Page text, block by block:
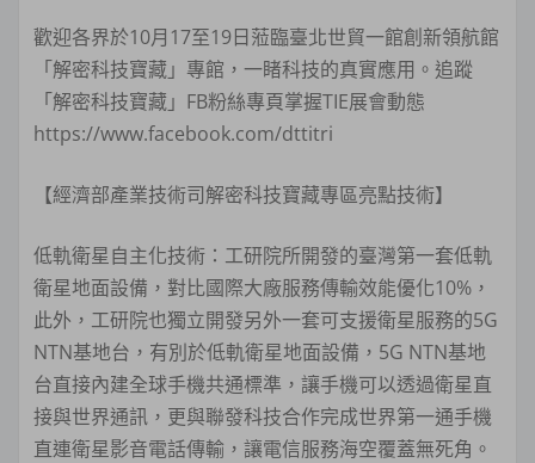
歡迎各界於10月17至19日蒞臨臺北世貿一館創新領航館
「解密科技寶藏」專館，一睹科技的真實應用。追蹤
「解密科技寶藏」FB粉絲專頁掌握TIE展會動態
https://www.facebook.com/dttitri
【經濟部產業技術司解密科技寶藏專區亮點技術】
低軌衛星自主化技術：工研院所開發的臺灣第一套低軌
衛星地面設備，對比國際大廠服務傳輸效能優化10%，
此外，工研院也獨立開發另外一套可支援衛星服務的5G
NTN基地台，有別於低軌衛星地面設備，5G NTN基地
台直接內建全球手機共通標準，讓手機可以透過衛星直
接與世界通訊，更與聯發科技合作完成世界第一通手機
直連衛星影音電話傳輸，讓電信服務海空覆蓋無死角。